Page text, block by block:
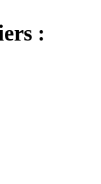
: